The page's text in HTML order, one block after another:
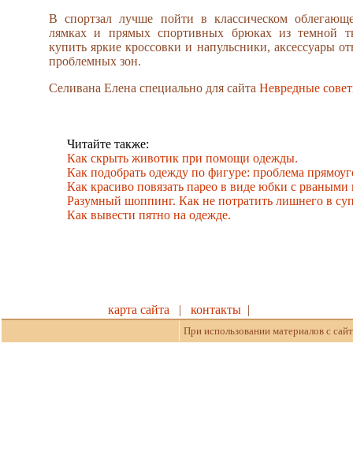
В спортзал лучше пойти в классическом
лямках и прямых спортивных брюках из темной
купить яркие кроссовки и напульсники, аксессуары
проблемных зон.
Селивана Елена специально для сайта Невредные
Читайте также:
Как скрыть животик при помощи одежды.
Как подобрать одежду по фигуре: проблема
Как красиво повязать парео в виде юбки с рваными
Разумный шоппинг. Как не потратить лишнего в
Как вывести пятно на одежде.
карта сайта | контакты |
При использовании материалов с